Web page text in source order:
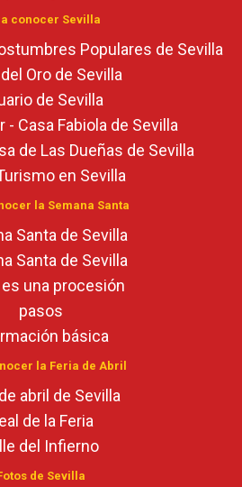
conocer Sevilla
Populares de Sevilla
Oro de Sevilla
de Sevilla
- Casa Fabiola de Sevilla
de Las Dueñas de Sevilla
en Sevilla
la Semana Santa
Santa de Sevilla
Santa de Sevilla
una procesión
pasos
básica
la Feria de Abril
abril de Sevilla
de la Feria
del Infierno
de Sevilla